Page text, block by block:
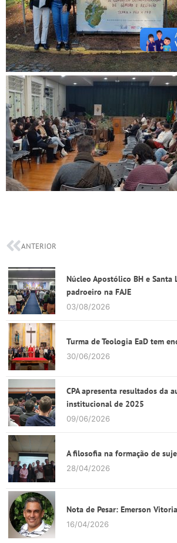
ANTERIOR
Núcleo Apostólico BH e Santa
padroeiro na FAJE
03/08/2026
Turma de Teologia EaD tem
30/06/2026
CPA apresenta resultados da
institucional de 2025
09/06/2026
A filosofia na formação de
28/04/2026
Nota de Pesar: Emerson
16/04/2026